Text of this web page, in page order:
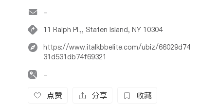
-
11 Ralph Pl.,, Staten Island, NY 10304
https://www.italkbbelite.com/ubiz/66029d74
31d531db74f69321
-
点赞 分享 收藏